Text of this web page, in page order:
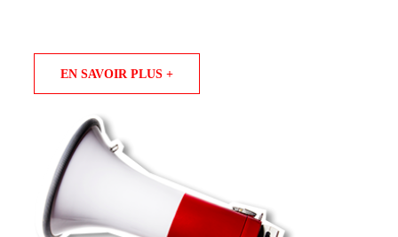
EN SAVOIR PLUS +